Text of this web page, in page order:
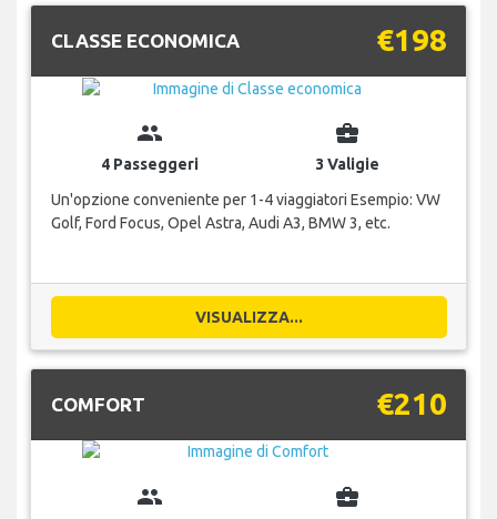
CLASSE ECONOMICA €198
group
4 Passeggeri
business_center
3 Valigie
Un'opzione conveniente per 1-4 viaggiatori Esempio: VW
Golf, Ford Focus, Opel Astra, Audi A3, BMW 3, etc.
VISUALIZZA...
COMFORT €210
group business_center